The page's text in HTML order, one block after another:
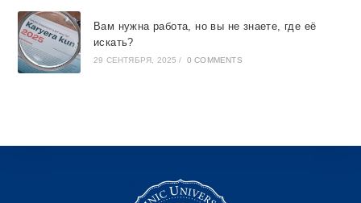
Вам нужна работа, но вы не знаете, где её
искать?
29 СЕНТЯБРЯ, 2025 / 0 COMMENTS